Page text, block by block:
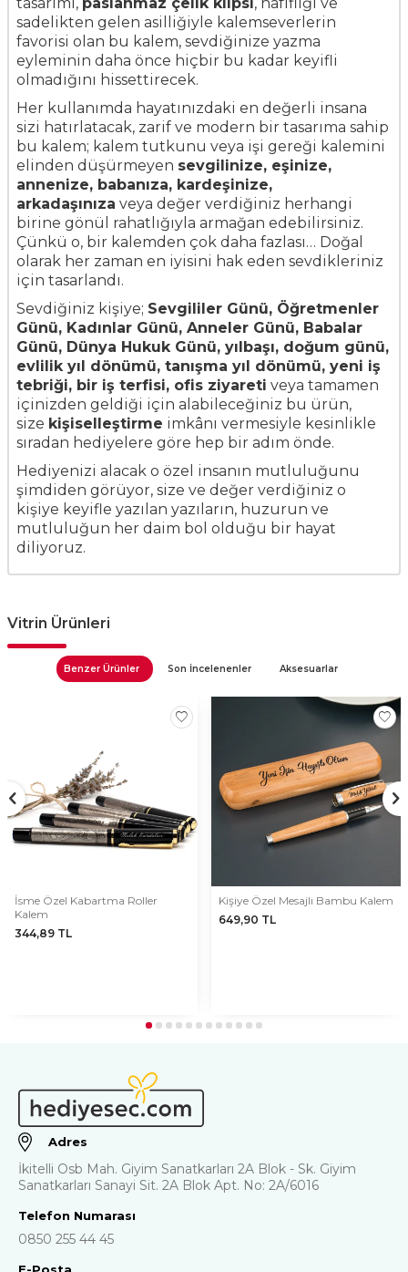
sadelikten gelen asilliğiyle kalemseverlerin
favorisi olan bu kalem, sevdiğinize yazma
eyleminin daha önce hiçbir bu kadar keyifli
olmadığını hissettirecek.
Her kullanımda hayatınızdaki en değerli insana
sizi hatırlatacak, zarif ve modern bir tasarıma sahip
bu kalem; kalem tutkunu veya işi gereği kalemini
elinden düşürmeyen sevgilinize, eşinize,
annenize, babanıza, kardeşinize,
arkadaşınıza veya değer verdiğiniz herhangi
birine gönül rahatlığıyla armağan edebilirsiniz.
Çünkü o, bir kalemden çok daha fazlası… Doğal
olarak her zaman en iyisini hak eden sevdikleriniz
için tasarlandı.
Sevdiğiniz kişiye; Sevgililer Günü, Öğretmenler
Günü, Kadınlar Günü, Anneler Günü, Babalar
Günü, Dünya Hukuk Günü, yılbaşı, doğum günü,
evlilik yıl dönümü, tanışma yıl dönümü, yeni iş
tebriği, bir iş terfisi, ofis ziyareti veya tamamen
içinizden geldiği için alabileceğiniz bu ürün,
size kişiselleştirme imkânı vermesiyle kesinlikle
sıradan hediyelere göre hep bir adım önde.
Hediyenizi alacak o özel insanın mutluluğunu
şimdiden görüyor, size ve değer verdiğiniz o
kişiye keyifle yazılan yazıların, huzurun ve
mutluluğun her daim bol olduğu bir hayat
diliyoruz.
Vitrin Ürünleri
Benzer Ürünler Son İncelenenler Aksesuarlar
İsme Özel Kabartma Roller
Kalem
344,89 TL
Kişiye Özel Mesajlı Bambu Kalem
649,90 TL
Adres
İkitelli Osb Mah. Giyim Sanatkarları 2A Blok - Sk. Giyim
Sanatkarları Sanayi Sit. 2A Blok Apt. No: 2A/6016
Telefon Numarası
0850 255 44 45